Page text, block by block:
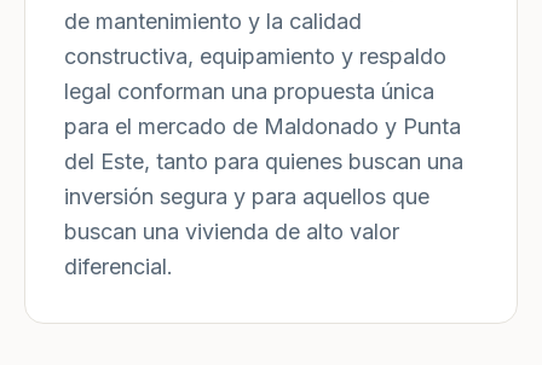
de mantenimiento y la calidad
constructiva, equipamiento y respaldo
legal conforman una propuesta única
para el mercado de Maldonado y Punta
del Este, tanto para quienes buscan una
inversión segura y para aquellos que
buscan una vivienda de alto valor
diferencial.